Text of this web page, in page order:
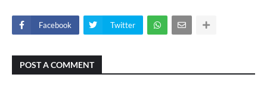
Facebook Twitter
POST A COMMENT